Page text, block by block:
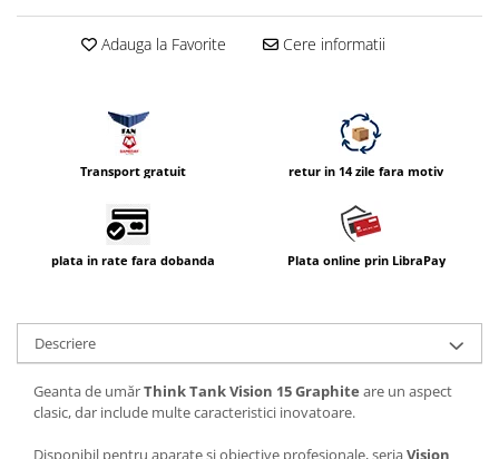
Adaptoare stativ port umbrela si
Cabluri si Patine Sincron
Alimentare auxiliara blitz
Protectie patina apa, ploaie
Bounce-uri, Softbox-uri
Huse protectie blitz extern
Huse protectie filtre gel
Accesorii Aparate Digitale
Carduri memorie, Cititoare
Adauga la Favorite Cere informatii
Transport gratuit retur in 14 zile fara motiv
plata in rate fara dobanda Plata online prin LibraPay
Descriere
Geanta de umărThink Tank Vision 15 Graphite are un aspect
clasic, dar include multe caracteristici inovatoare.
Disponibil pentru aparate și obiective profesionale, seriaVision